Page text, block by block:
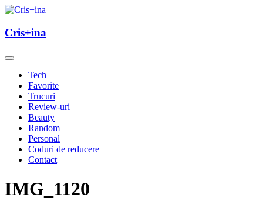
Skip
content
Cris+ina
Cris+ina
Tech
Favorite
Trucuri
Review-uri
Beauty
Random
Personal
Coduri de reducere
Contact
IMG_1120